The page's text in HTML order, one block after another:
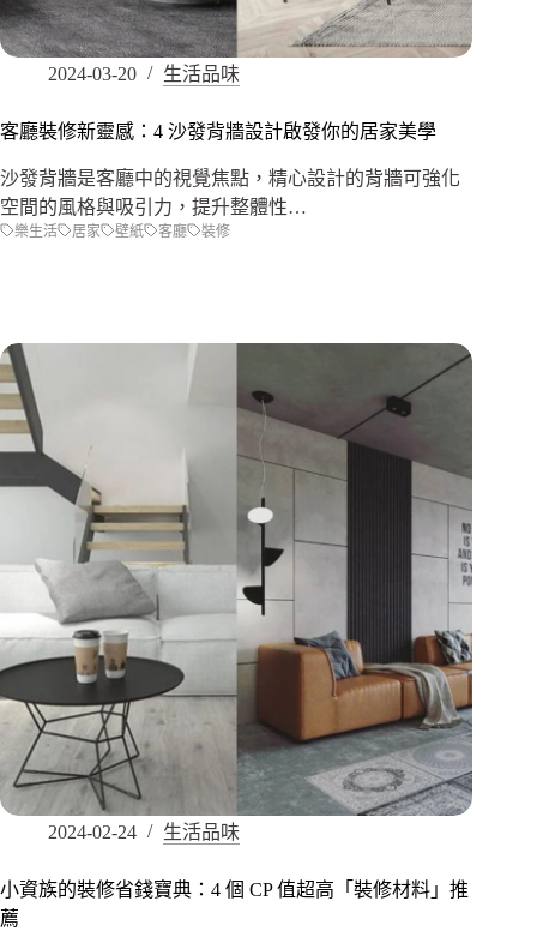
2024-03-20 生活品味
客廳裝修新靈感：4 沙發背牆設計啟發你的居家美學
沙發背牆是客廳中的視覺焦點，精心設計的背牆可強化
空間的風格與吸引力，提升整體性…
樂生活 居家 壁紙 客廳 裝修
2024-02-24 生活品味
小資族的裝修省錢寶典：4 個 CP 值超高「裝修材料」推
薦